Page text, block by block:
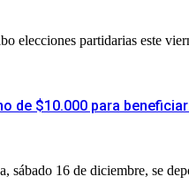
elecciones partidarias este
de $10.000 para
16 de diciembre, se